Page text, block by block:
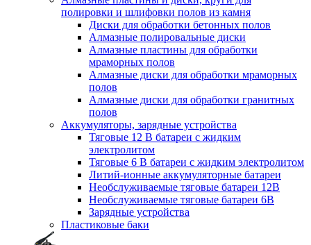
полировки и шлифовки полов из камня
Диски для обработки бетонных полов
Алмазные полировальные диски
Алмазные пластины для обработки
мраморных полов
Алмазные диски для обработки мраморных
полов
Алмазные диски для обработки гранитных
полов
Аккумуляторы, зарядные устройства
Тяговые 12 В батареи с жидким
электролитом
Тяговые 6 В батареи с жидким электролитом
Литий-ионные аккумуляторные батареи
Необслуживаемые тяговые батареи 12В
Необслуживаемые тяговые батареи 6В
Зарядные устройства
Пластиковые баки